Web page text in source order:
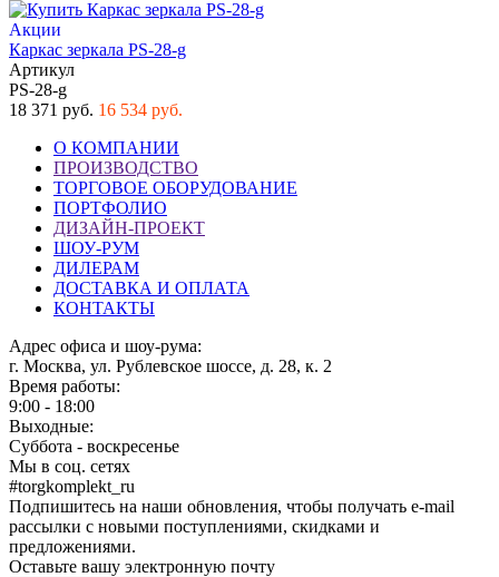
Акции
Каркас зеркала PS-28-g
Артикул
PS-28-g
18 371 руб. 16 534 руб.
О КОМПАНИИ
ПРОИЗВОДСТВО
ТОРГОВОЕ ОБОРУДОВАНИЕ
ПОРТФОЛИО
ДИЗАЙН-ПРОЕКТ
ШОУ-РУМ
ДИЛЕРАМ
ДОСТАВКА И ОПЛАТА
КОНТАКТЫ
Адрес офиса и шоу-рума:
г. Москва, ул. Рублевское шоссе, д. 28, к. 2
Время работы:
9:00 - 18:00
Выходные:
Суббота - воскресенье
Мы в соц. сетях
#torgkomplekt_ru
Подпишитесь на наши обновления, чтобы получать e-mail
рассылки с новыми поступлениями, скидками и
предложениями.
Оставьте вашу электронную почту